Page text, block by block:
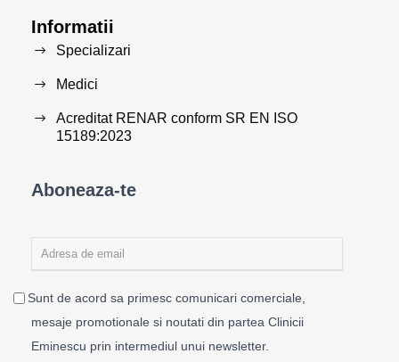
Informatii
Specializari
Medici
Acreditat RENAR conform SR EN ISO
15189:2023
Aboneaza-te
Sunt de acord sa primesc comunicari comerciale,
mesaje promotionale si noutati din partea Clinicii
Eminescu prin intermediul unui newsletter.